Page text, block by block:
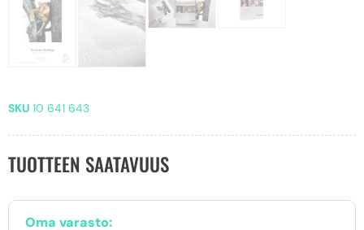
SKU 10 641 643
TUOTTEEN SAATAVUUS
Oma varasto: